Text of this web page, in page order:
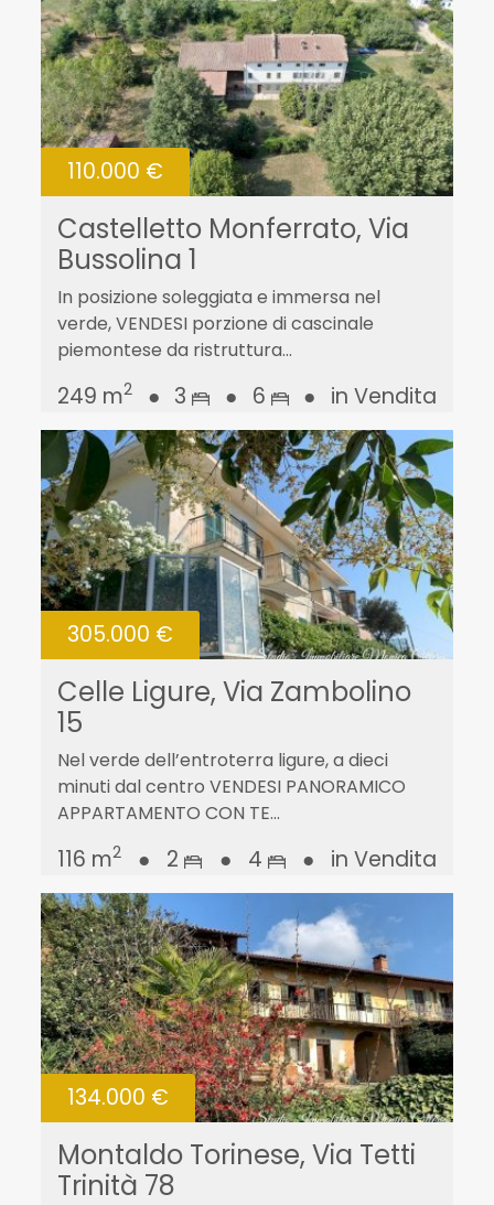
110.000 €
Castelletto Monferrato, Via
Bussolina 1
In posizione soleggiata e immersa nel
verde, VENDESI porzione di cascinale
piemontese da ristruttura...
249 m2 ● 3 ● 6 ● in Vendita
305.000 €
Celle Ligure, Via Zambolino
15
Nel verde dell’entroterra ligure, a dieci
minuti dal centro VENDESI PANORAMICO
APPARTAMENTO CON TE...
116 m2 ● 2 ● 4 ● in Vendita
134.000 €
Montaldo Torinese, Via Tetti
Trinità 78